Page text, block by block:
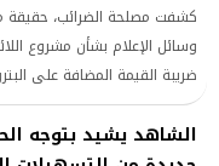
كشفت مصلحة الضرائب، حقيقة
وسائل الإعلام بشأن مشروع
ضريبة القيمة المضافة على
الشاهد يشيد بتوجه